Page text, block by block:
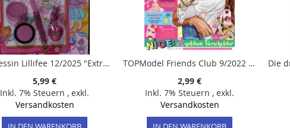
Prinzessin Lillifee 12/2025 "Extra: Beauty-Set"
5,99 €
Inkl. 7% Steuern , exkl.
Versandkosten
TOPModel Friends Club 9/2022 "2 Türschilder zum Wenden"
2,99 €
Inkl. 7% Steuern , exkl.
Versandkosten